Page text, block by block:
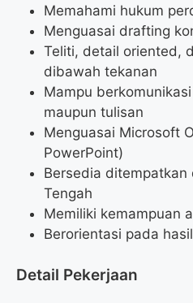
Memahami hukum
Menguasai drafting
Teliti, detail oriented,
dibawah tekanan
Mampu
maupun tulisan
Menguasai Microsoft
PowerPoint)
Bersedia ditempatkan
Tengah
Memiliki kemampuan
Berorientasi pada
Detail Pekerjaan